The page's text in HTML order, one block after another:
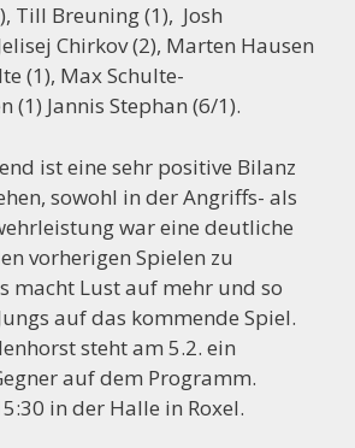
Till Breuning (1), Josh
Chirkov (2), Marten Hausen
(1), Max Schulte-
(1) Jannis Stephan (6/1).
ist eine sehr positive Bilanz
sowohl in der Angriffs- als
war eine deutliche
vorherigen Spielen zu
macht Lust auf mehr und so
auf das kommende Spiel.
steht am 5.2. ein
auf dem Programm.
in der Halle in Roxel.